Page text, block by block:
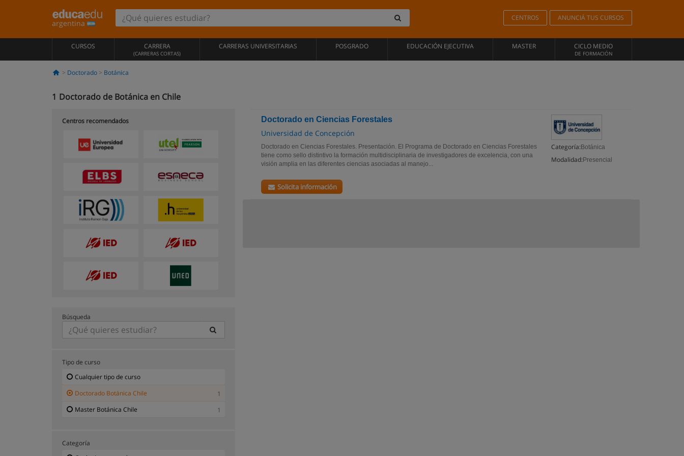
argentina
CENTROS ANUNCIÁ TUS CURSOS
CURSOS CARRERA
(CARRERAS CORTAS)
CARRERAS UNIVERSITARIAS POSGRADO EDUCACIÓN EJECUTIVA MASTER CICLO MEDIO
DE FORMACIÓN
Doctorado Botánica
1 Doctorado de Botánica en Chile
Doctorado en Ciencias Forestales
Universidad de Concepción
Categoría: Botánica
Modalidad: Presencial
Doctorado en Ciencias Forestales. Presentación. El Programa de Doctorado en Ciencias Forestales
tiene como sello distintivo la formación multidisciplinaria de investigadores de excelencia, con una
visión amplia en las diferentes ciencias asociadas al manejo...
Solicita información
Centros recomendados
Búsqueda
Tipo de curso
Cualquier tipo de curso
Doctorado Botánica Chile
1
Master Botánica Chile
1
Categoría